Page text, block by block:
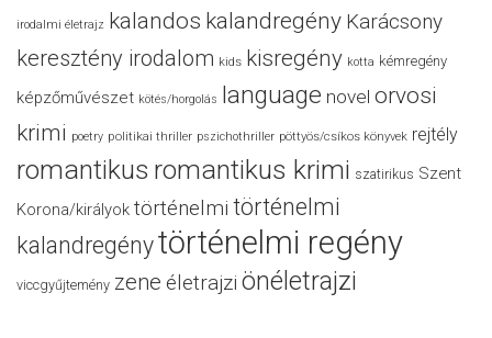
irodalmi életrajz kalandos kalandregény Karácsony
keresztény irodalom kids kisregény kotta kémregény
képzőművészet kötés/horgolás language novel orvosi
krimi poetry politikai thriller pszichothriller pöttyös/csíkos könyvek rejtély
romantikus romantikus krimi szatirikus Szent
Korona/királyok történelmi történelmi
kalandregénytörténelmi regény
viccgyűjtemény zene életrajzi önéletrajzi